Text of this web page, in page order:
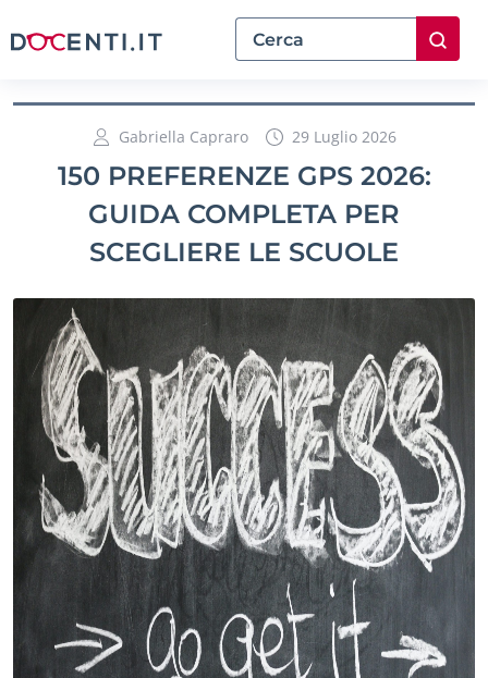
Gabriella Capraro 29 Luglio 2026
150 PREFERENZE GPS 2026:
GUIDA COMPLETA PER
SCEGLIERE LE SCUOLE